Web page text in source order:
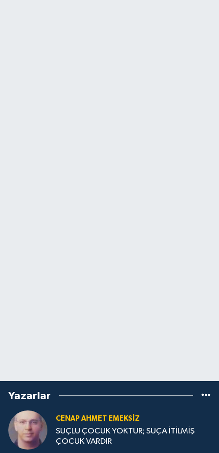
Yazarlar
CENAP AHMET EMEKSİZ
SUÇLU ÇOCUK YOKTUR; SUÇA İTİLMİŞ
ÇOCUK VARDIR